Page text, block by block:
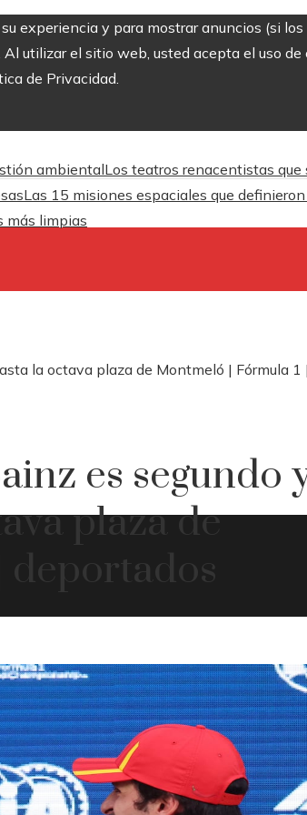
experiencia y para mostrar anuncios (si
utilizar el sitio web, usted acepta el uso
de Privacidad.
ambientalLos teatros renacentistas
Las 15 misiones espaciales que
más limpias
la octava plaza de Montmeló | Fórmula
es segundo
plaza de
deportados